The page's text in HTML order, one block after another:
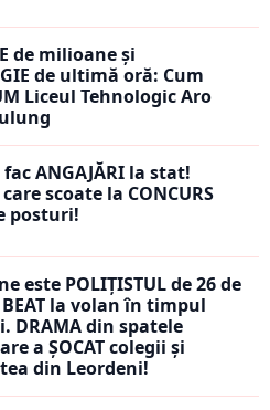
de milioane și
de ultimă oră: Cum
Liceul Tehnologic Aro
ANGAJĂRI la stat!
scoate la CONCURS
posturi!
este POLIȚISTUL de 26 de
la volan în timpul
DRAMA din spatele
a ȘOCAT colegii și
din Leordeni!